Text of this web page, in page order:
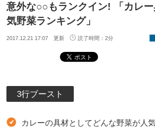
意外な○○もランクイン! 「カレ
気野菜ランキング」
2017.12.21 17:07 更新 読了時間：2分
3行ブースト
カレーの具材としてどんな野菜が人